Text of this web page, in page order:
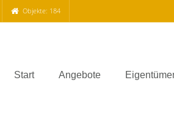
Objekte: 184
Start Angebote